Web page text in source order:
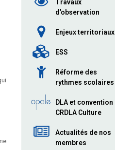
Travaux
d’observation
Enjeux territoriaux
ESS
Réforme des
rythmes scolaires
DLA et convention
CRDLA Culture
Actualités de nos
membres